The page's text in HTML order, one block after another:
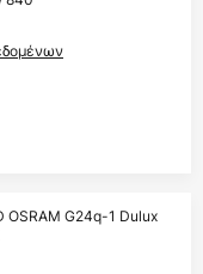
OSRAM G24q-1 Dulux